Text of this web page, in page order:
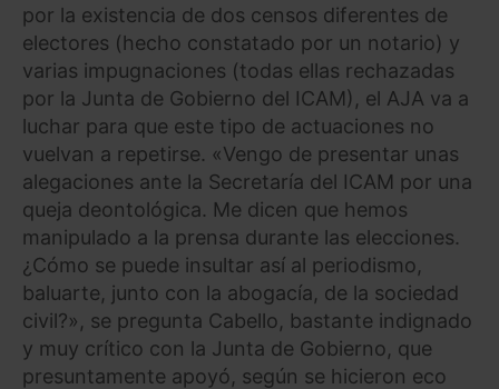
por la existencia de dos censos diferentes de
electores (hecho constatado por un notario) y
varias impugnaciones (todas ellas rechazadas
por la Junta de Gobierno del ICAM), el AJA va a
luchar para que este tipo de actuaciones no
vuelvan a repetirse. «Vengo de presentar unas
alegaciones ante la Secretaría del ICAM por una
queja deontológica. Me dicen que hemos
manipulado a la prensa durante las elecciones.
¿Cómo se puede insultar así al periodismo,
baluarte, junto con la abogacía, de la sociedad
civil?», se pregunta Cabello, bastante indignado
y muy crítico con la Junta de Gobierno, que
presuntamente apoyó, según se hicieron eco